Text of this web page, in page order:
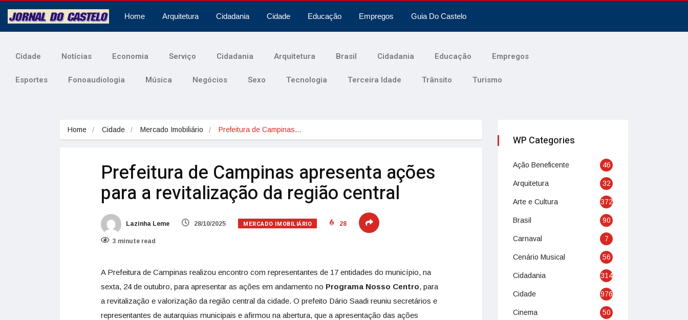
Home Arquitetura Cidadania Cidade Educação Empregos Guia Do Castelo
Cidade Notícias Economia Serviço Cidadania Arquitetura Brasil Cidadania Educação Empregos
Esportes Fonoaudiologia Música Negócios Sexo Tecnologia Terceira Idade Trânsito Turismo
Home Cidade Mercado Imobiliário Prefeitura de Campinas…
Prefeitura de Campinas apresenta ações
para a revitalização da região central
Lazinha Leme 28/10/2025 MERCADO IMOBILIÁRIO 28
3 minute read
A Prefeitura de Campinas realizou encontro com representantes de 17 entidades do município, na
sexta, 24 de outubro, para apresentar as ações em andamento no Programa Nosso Centro, para
a revitalização e valorização da região central da cidade. O prefeito Dário Saadi reuniu secretários e
representantes de autarquias municipais e afirmou na abertura, que a apresentação das ações
WP Categories
Ação Beneficente 46
Arquitetura 32
Arte e Cultura 372
Brasil 90
Carnaval 7
Cenário Musical 56
Cidadania 314
Cidade 976
Cinema 50